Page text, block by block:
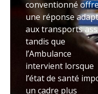
conventionné
une réponse
aux transports
tandis que
l’Ambulance
intervient lorsque
l’état de santé
un cadre plus